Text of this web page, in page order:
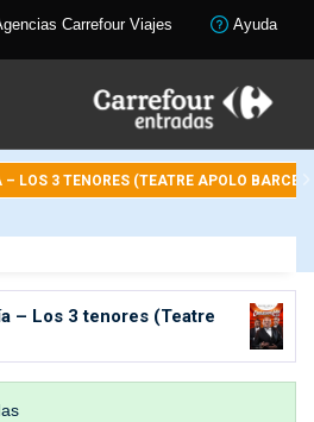
Carrefour Viajes Ayuda
LOS 3 TENORES (TEATRE APOLO
– Los 3 tenores (Teatre